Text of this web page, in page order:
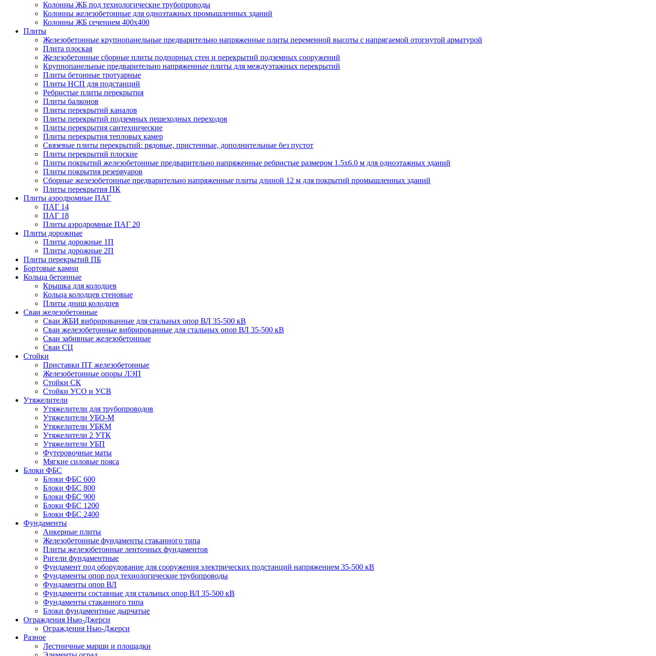
Колонны ЖБ под технологические трубопроводы
Колонны железобетонные для одноэтажных промышленных зданий
Колонны ЖБ сечением 400х400
Плиты
Железобетонные крупнопанельные предварительно напряженные плиты переменной высоты с напрягаемой отогнутой арматурой
Плита плоская
Железобетонные сборные плиты подпорных стен и перекрытий подземных сооружений
Крупнопанельные предварительно напряженные плиты для междуэтажных перекрытий
Плиты бетонные тротуарные
Плиты НСП для подстанций
Ребристые плиты перекрытия
Плиты балконов
Плиты перекрытий каналов
Плиты перекрытий подземных пешеходных переходов
Плиты перекрытия сантехнические
Плиты перекрытия тепловых камер
Связевые плиты перекрытий: рядовые, пристенные, дополнительные без пустот
Плиты перекрытий плоские
Плиты покрытий железобетонные предварительно напряженные ребристые размером 1.5х6.0 м для одноэтажных зданий
Плиты покрытия резервуаров
Сборные железобетонные предварительно напряженные плиты длиной 12 м для покрытий промышленных зданий
Плиты перекрытия ПК
Плиты аэродромные ПАГ
ПАГ 14
ПАГ 18
Плиты аэродромные ПАГ 20
Плиты дорожные
Плиты дорожные 1П
Плиты дорожные 2П
Плиты перекрытий ПБ
Бортовые камни
Кольца бетонные
Крышка для колодцев
Кольца колодцев стеновые
Плиты днищ колодцев
Сваи железобетонные
Сваи ЖБИ вибрированные для стальных опор ВЛ 35-500 кВ
Сваи железобетонные вибрированные для стальных опор ВЛ 35-500 кВ
Сваи забивные железобетонные
Сваи СЦ
Стойки
Приставки ПТ железобетонные
Железобетонные опоры ЛЭП
Стойки СК
Стойки УСО и УСВ
Утяжелители
Утяжелители для трубопроводов
Утяжелители УБО-М
Утяжелители УБКМ
Утяжелители 2 УТК
Утяжелители УБП
Футеровочные маты
Мягкие силовые пояса
Блоки ФБС
Блоки ФБС 600
Блоки ФБС 800
Блоки ФБС 900
Блоки ФБС 1200
Блоки ФБС 2400
Фундаменты
Анкерные плиты
Железобетонные фундаменты стаканного типа
Плиты железобетонные ленточных фундаментов
Ригели фундаментные
Фундамент под оборудование для сооружения электрических подстанций напряжением 35-500 кВ
Фундаменты опор под технологические трубопроводы
Фундаменты опор ВЛ
Фундаменты составные для стальных опор ВЛ 35-500 кВ
Фундаменты стаканного типа
Блоки фундаментные дырчатые
Ограждения Нью-Джерси
Ограждения Нью-Джерси
Разное
Лестничные марши и площадки